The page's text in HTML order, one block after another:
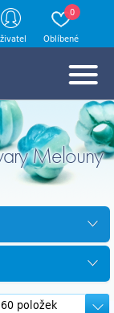
Melouny
Uživatel
0
Oblíbené